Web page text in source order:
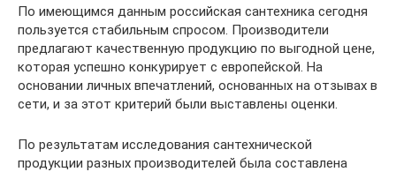
По имеющимся данным российская сантехника сегодня
пользуется стабильным спросом. Производители
предлагают качественную продукцию по выгодной цене,
которая успешно конкурирует с европейской. На
основании личных впечатлений, основанных на отзывах в
сети, и за этот критерий были выставлены оценки.
По результатам исследования сантехнической
продукции разных производителей была составлена